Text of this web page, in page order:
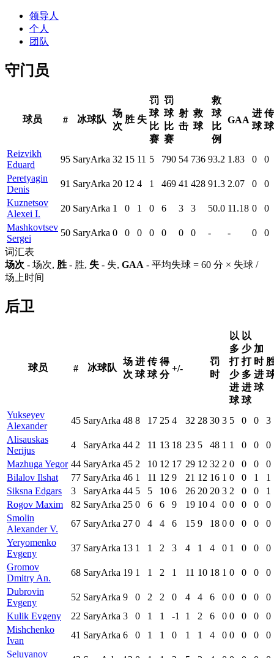
领导人
个人
团队
守门员
球员 # 冰球队
场
次
胜 失
罚
球
比
赛
罚
球
比
赛
射
击
救
球
救
球
比
例
GAA
进
球
传
球
Reizvikh
Eduard
95 SaryArka 32 15 11 5 790 54 736 93.2 1.83 0
0
Peretyagin
Denis
91 SaryArka 20 12 4 1 469 41 428 91.3 2.07 0
0
Kuznetsov
Alexei I.
20 SaryArka 1 0 1 0 6 3 3 50.0 11.18 0
0
Mashkovtsev
Sergei
50 SaryArka 0 0 0 0 0 0 0 - - 0
0
词汇表
场次 - 场次, 胜 - 胜, 失 - 失, GAA - 平均失球 = 60 分 × 失球 /
场上时间
后卫
球员 # 冰球队
场
次
进
球
传
球
得
分
+/-
罚
时
以
多
打
少
进
球
以
少
打
多
进
球
加
时
进
球
Yukseyev
Alexander
45 SaryArka 48 8 17 25 4 32 28 30 3 5 0 0
3
Alisauskas
Nerijus
4 SaryArka 44 2 11 13 18 23 5 48 1 1 0 0
0
Mazhuga Yegor 44 SaryArka 45 2 10 12 17 29 12 32 2 0 0 0
0
Bilalov Ilshat
77 SaryArka 46 1 11 12 9 21 12 16 1 0 0 1
1
Siksna Edgars
3 SaryArka 44 5 5 10 6 26 20 20 3 2 0 0
1
Rogov Maxim
82 SaryArka 25 0 6 6 9 19 10 4 0 0 0 0
0
Smolin
Alexander V.
67 SaryArka 27 0 4 4 6 15 9 18 0 0 0 0
0
Yeryomenko
Evgeny
37 SaryArka 13 1 1 2 3 4 1 4 0 1 0 0
0
Gromov
Dmitry An.
68 SaryArka 19 1 1 2 1 11 10 18 1 0 0 0
0
Dubrovin
Evgeny
52 SaryArka 9 0 2 2 0 4 4 6 0 0 0 0
0
Kulik Evgeny
22 SaryArka 3 0 1 1 -1 1 2 6 0 0 0 0
0
Mishchenko
Ivan
41 SaryArka 6 0 1 1 0 1 1 4 0 0 0 0
0
Seluyanov